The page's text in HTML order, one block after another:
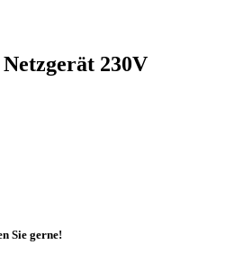
230V
Sie gerne!